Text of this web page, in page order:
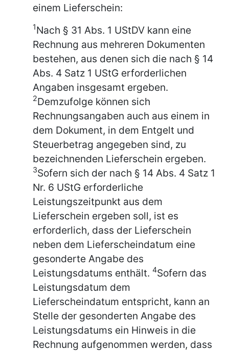
einem Lieferschein:
1Nach § 31 Abs. 1 UStDV kann eine
Rechnung aus mehreren Dokumenten
bestehen, aus denen sich die nach § 14
Abs. 4 Satz 1 UStG erforderlichen
Angaben insgesamt ergeben.
2Demzufolge können sich
Rechnungsangaben auch aus einem in
dem Dokument, in dem Entgelt und
Steuerbetrag angegeben sind, zu
bezeichnenden Lieferschein ergeben.
3Sofern sich der nach § 14 Abs. 4 Satz 1
Nr. 6 UStG erforderliche
Leistungszeitpunkt aus dem
Lieferschein ergeben soll, ist es
erforderlich, dass der Lieferschein
neben dem Lieferscheindatum eine
gesonderte Angabe des
Leistungsdatums enthält. 4Sofern das
Leistungsdatum dem
Lieferscheindatum entspricht, kann an
Stelle der gesonderten Angabe des
Leistungsdatums ein Hinweis in die
Rechnung aufgenommen werden, dass